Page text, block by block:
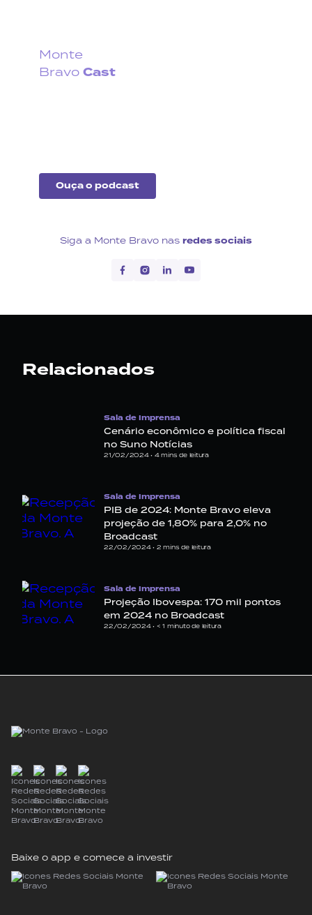
Monte
Bravo Cast
Ouça o podcast
Siga a Monte Bravo nas redes sociais
Relacionados
Sala de Imprensa
Cenário econômico e política fiscal
no Suno Notícias
21/02/2024 • 4 mins de leitura
Sala de Imprensa
PIB de 2024: Monte Bravo eleva
projeção de 1,80% para 2,0% no
Broadcast
22/02/2024 • 2 mins de leitura
Sala de Imprensa
Projeção Ibovespa: 170 mil pontos
em 2024 no Broadcast
22/02/2024 • < 1 minuto de leitura
Baixe o app e comece a investir